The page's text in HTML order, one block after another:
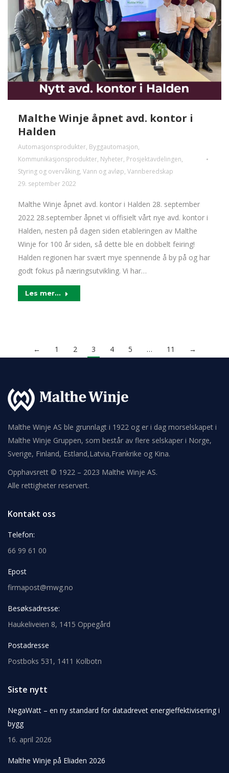
Malthe Winje åpnet avd. kontor i
Halden
Automasjonsprodukter, Byggautomasjon,
Kommunikasjonsprodukter, Nyheter, Prosjektavdelingen,
Styring og overvåking, Vann og avløp, Vannberedskap
29. september 2022
Malthe Winje åpnet avd. kontor i Halden 28. september
2022 28.september åpnet vi offisielt vårt nye avd. kontor i
Halden, nesten på dagen siden etableringen av Malthe
Winje for 100 år siden, så dette ble en dobbelt feiring!
Halden regionen har svært mye spennende å by på og har
godt fokus på næringsutvikling. Vi har…
Les mer...
← 1 2 3 4 5 … 11 →
Malthe Winje AS ble grunnlagt i 1922 og er i dag morselskapet i
Malthe Winje Gruppen, som består av flere selskaper i Norge,
Sverige, Finland, Estland,Latvia,Frankrike og Kina.
Opphavsrett © 1922 – 2023 Malthe Winje AS.
Alle rettigheter reservert.
Kontakt oss
Telefon:
66 99 61 00
Epost
firmapost@mwg.no
Besøksadresse:
Haukeliveien 8, 1415 Oppegård
Postadresse
Postboks 531, 1411 Kolbotn
Siste nytt
NegaWatt – en ny standard for datadrevet energieffektivisering i
bygg
16. april 2026
Malthe Winje på Eliaden 2026